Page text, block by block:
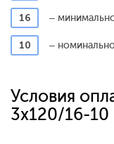
16 –
10 –
Условия
3x120/16-10